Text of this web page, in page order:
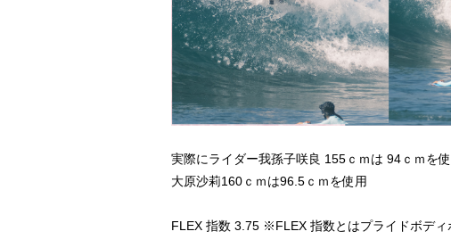
実際にライダー我孫子咲良 155ｃｍは 94ｃｍを
大原沙莉160ｃｍは96.5ｃｍを使用
FLEX 指数 3.75 ※FLEX 指数とはプライドボデ